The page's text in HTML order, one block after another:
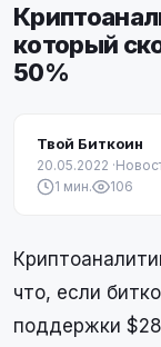
который
50%
Твой Биткоин
20.05.2022 ·
1 мин.
106
что, если
поддержки $28